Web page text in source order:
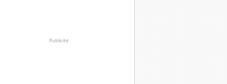
Publicité